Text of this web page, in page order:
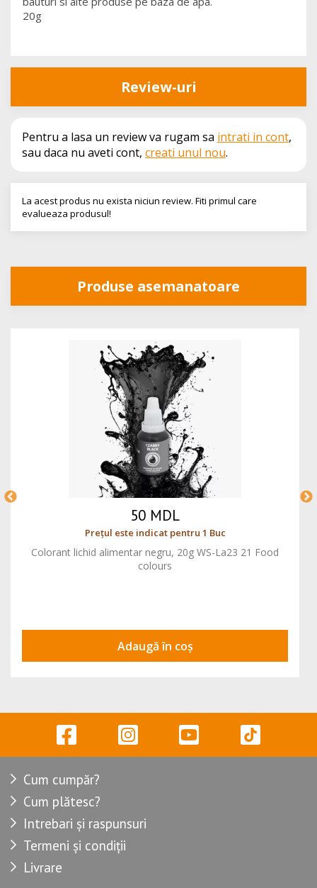
20g
Review-uri
Pentru a lasa un review va rugam sa intrati in cont,
sau daca nu aveti cont, creati unul nou.
La acest produs nu exista niciun review. Fiti primul care
evalueaza produsul!
Produse asemanatoare
50 MDL
Prețul este indicat pentru 1 Buc
Colorant lichid alimentar negru, 20g WS-La23 21 Food
colours
Adaugă în coș
Cum cumpăr?
Cum plătesc?
Intrebari și raspunsuri
Termeni și condiții
Livrare